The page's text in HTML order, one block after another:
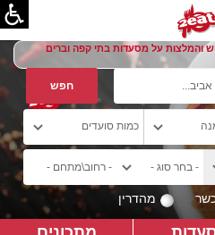
והמלצות על מסעדות בתי קפה וברים
מהדרין